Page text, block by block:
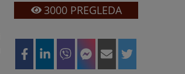
3000PREGLEDA